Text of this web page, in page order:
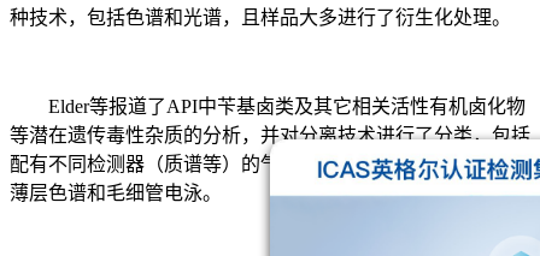
种技术，包括色谱和光谱，且样品大多进行了衍生化处理。
Elder等报道了API中苄基卤类及其它相关活性有机卤化物
等潜在遗传毒性杂质的分析，并对分离技术进行了分类，包括
配有不同检测器（质谱等）的气相色谱和高效液相色谱，以及
薄层色谱和毛细管电泳。